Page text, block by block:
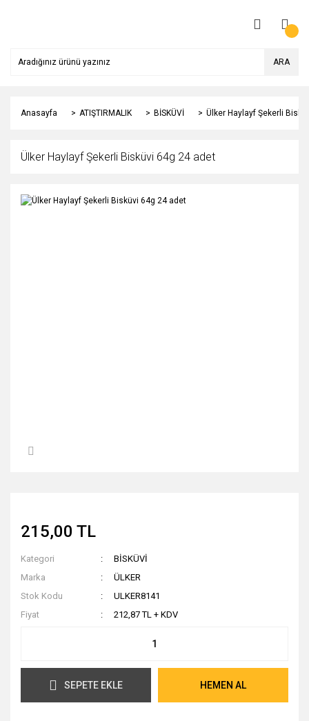
ARA
Anasayfa ATIŞTIRMALIK BİSKÜVİ Ülker Haylayf Şekerli
Ülker Haylayf Şekerli Bisküvi 64g 24 adet
215,00 TL
Kategori
BİSKÜVİ
Marka
ÜLKER
Stok Kodu
ULKER8141
Fiyat
212,87 TL + KDV
SEPETE EKLE HEMEN AL